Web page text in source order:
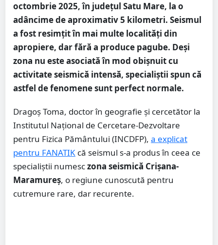
octombrie 2025, în județul Satu Mare, la o
adâncime de aproximativ 5 kilometri. Seismul
a fost resimțit în mai multe localități din
apropiere, dar fără a produce pagube. Deși
zona nu este asociată în mod obișnuit cu
activitate seismică intensă, specialiștii spun că
astfel de fenomene sunt perfect normale.
Dragoș Toma, doctor în geografie și cercetător la
Institutul Național de Cercetare-Dezvoltare
pentru Fizica Pământului (INCDFP), a explicat
pentru FANATIK că seismul s-a produs în ceea ce
specialiștii numesczona seismică Crișana-
Maramureș, o regiune cunoscută pentru
cutremure rare, dar recurente.